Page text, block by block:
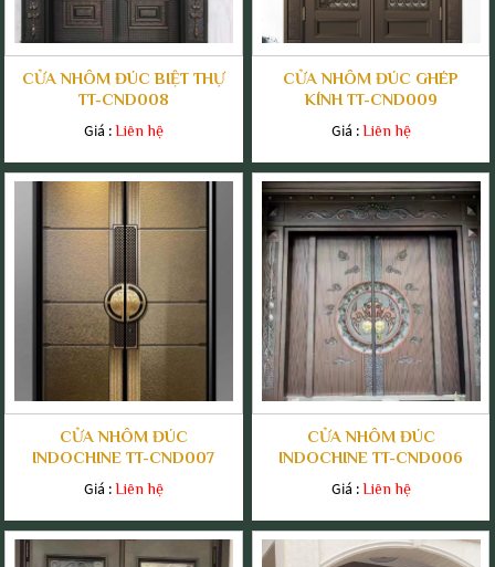
CỬA NHÔM ĐÚC BIỆT THỰ
TT-CND008
Giá :Liên hệ
CỬA NHÔM ĐÚC GHÉP
KÍNH TT-CND009
Giá :Liên hệ
CỬA NHÔM ĐÚC
INDOCHINE TT-CND007
Giá :Liên hệ
CỬA NHÔM ĐÚC
INDOCHINE TT-CND006
Giá :Liên hệ